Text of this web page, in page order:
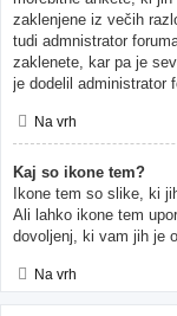
zaklenjene iz večih
tudi admnistrator
zaklenete, kar pa je
je dodelil administrator
Na vrh
Kaj so ikone tem?
Ikone tem so slike, ki
Ali lahko ikone tem
dovoljenj, ki vam jih je
Na vrh